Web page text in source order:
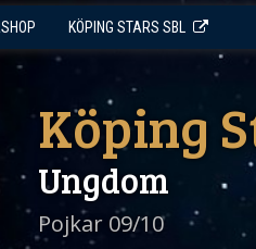
KÖPING STARS SBL
Köping
Ungdom
Pojkar 09/10